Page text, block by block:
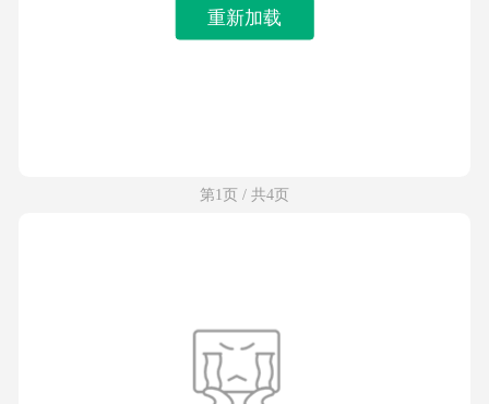
重新加载
第1页 / 共4页